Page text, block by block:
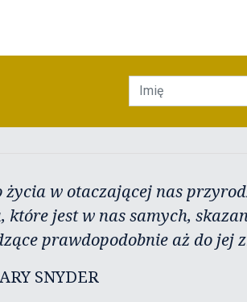
w otaczającej nas
jest w nas samych,
prawdopodobnie aż do jej
SNYDER